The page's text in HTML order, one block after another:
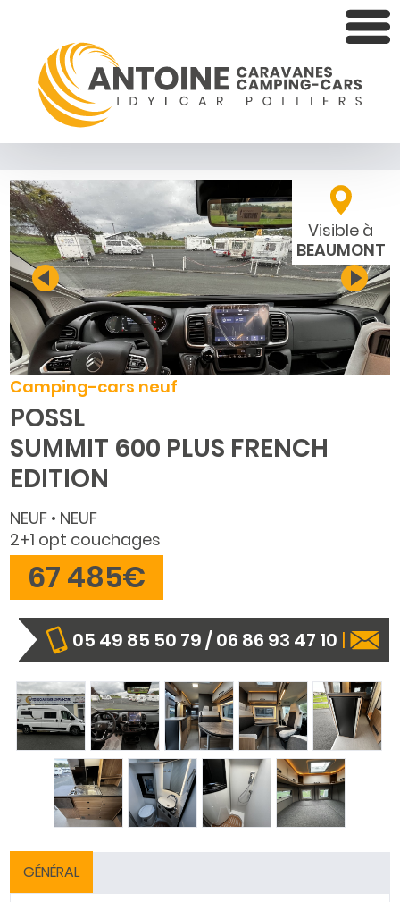
Camping-cars neuf
POSSL
SUMMIT 600 PLUS FRENCH
EDITION
Visible à
BEAUMONT
NEUF • NEUF
2+1 opt couchages
67 485€
05 49 85 50 79 / 06 86 93 47 10 |
GÉNÉRAL